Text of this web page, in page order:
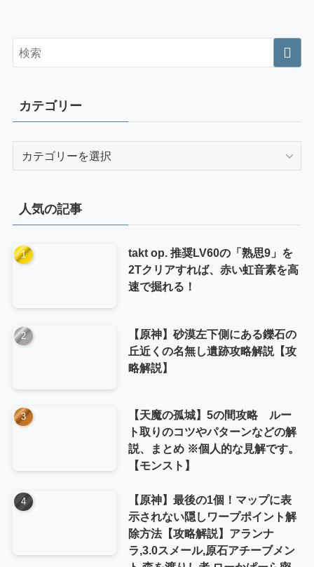
カテゴリー
ー
人気の記事
takt op. 推奨LV60の「熟思9」を
2Tクリアすれば、赤い虹音素を高
速で掘れる！
【原神】砂漠左下側にある鑠石の
丘近くの名無し遺跡攻略解説【攻
略解説】
【天魔の孤城】5の間攻略 ルー
ト取りのコツやパターンなどの解
説、まとめ ※個人的な見解です。
【モンスト】
【原神】最後の1個！マップに表
示されない隠しワープポイント解
除方法【攻略解説】アランナ
ラ,3.0スメール,原石アチーブメン